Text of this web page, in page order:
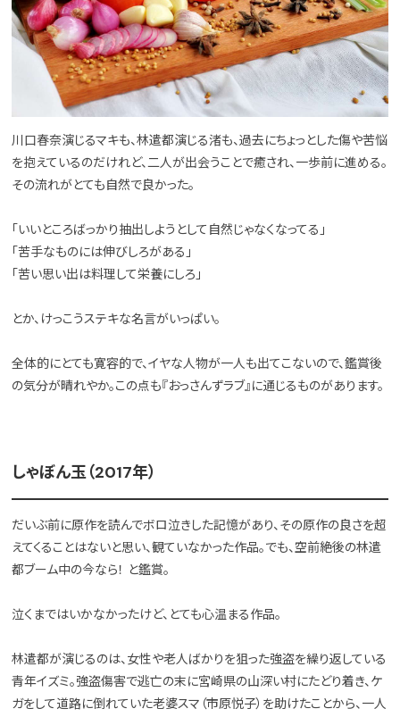
川口春奈演じるマキも、林遣都演じる渚も、過去にちょっとした傷や苦悩
を抱えているのだけれど、二人が出会うことで癒され、一歩前に進める。
その流れがとても自然で良かった。
「いいところばっかり抽出しようとして自然じゃなくなってる」
「苦手なものには伸びしろがある」
「苦い思い出は料理して栄養にしろ」
とか、けっこうステキな名言がいっぱい。
全体的にとても寛容的で、イヤな人物が一人も出てこないので、鑑賞後
の気分が晴れやか。この点も『おっさんずラブ』に通じるものがあります。
しゃぼん玉（2017年）
だいぶ前に原作を読んでボロ泣きした記憶があり、その原作の良さを超
えてくることはないと思い、観ていなかった作品。でも、空前絶後の林遣
都ブーム中の今なら！ と鑑賞。
泣くまではいかなかったけど、とても心温まる作品。
林遣都が演じるのは、女性や老人ばかりを狙った強盗を繰り返している
青年イズミ。強盗傷害で逃亡の末に宮崎県の山深い村にたどり着き、ケ
ガをして道路に倒れていた老婆スマ（市原悦子）を助けたことから、一人